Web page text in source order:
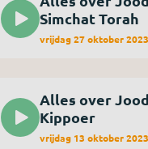
Simchat Torah
vrijdag 27 oktober 2023
Alles over
Kippoer
vrijdag 13 oktober 2023